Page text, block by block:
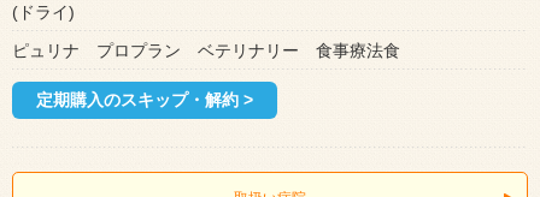
(ドライ)
ピュリナ プロプラン ベテリナリー 食事療法食
定期購入のスキップ・解約 >